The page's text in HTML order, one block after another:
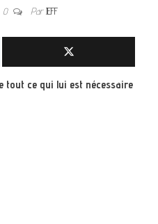
0 ParJEFF
tout ce qui lui est nécessaire